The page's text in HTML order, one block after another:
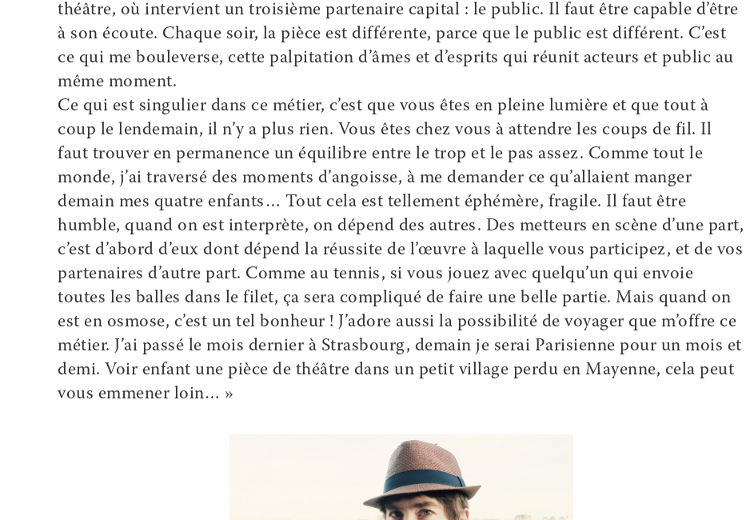
théâtre, où intervient un troisième partenaire capital : le public. Il faut être capable d’être
à son écoute. Chaque soir, la pièce est différente, parce que le public est différent. C’est
ce qui me bouleverse, cette palpitation d’âmes et d’esprits qui réunit acteurs et public au
même moment.
Ce qui est singulier dans ce métier, c’est que vous êtes en pleine lumière et que tout à
coup le lendemain, il n’y a plus rien. Vous êtes chez vous à attendre les coups de fil. Il
faut trouver en permanence un équilibre entre le trop et le pas assez. Comme tout le
monde, j’ai traversé des moments d’angoisse, à me demander ce qu’allaient manger
demain mes quatre enfants… Tout cela est tellement éphémère, fragile. Il faut être
humble, quand on est interprète, on dépend des autres. Des metteurs en scène d’une part,
c’est d’abord d’eux dont dépend la réussite de l’œuvre à laquelle vous participez, et de vos
partenaires d’autre part. Comme au tennis, si vous jouez avec quelqu’un qui envoie
toutes les balles dans le filet, ça sera compliqué de faire une belle partie. Mais quand on
est en osmose, c’est un tel bonheur ! J’adore aussi la possibilité de voyager que m’offre ce
métier. J’ai passé le mois dernier à Strasbourg, demain je serai Parisienne pour un mois et
demi. Voir enfant une pièce de théâtre dans un petit village perdu en Mayenne, cela peut
vous emmener loin… »